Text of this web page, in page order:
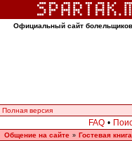
Официальный сайт
Полная версия
FAQ •
Общение на сайте » Гостевая